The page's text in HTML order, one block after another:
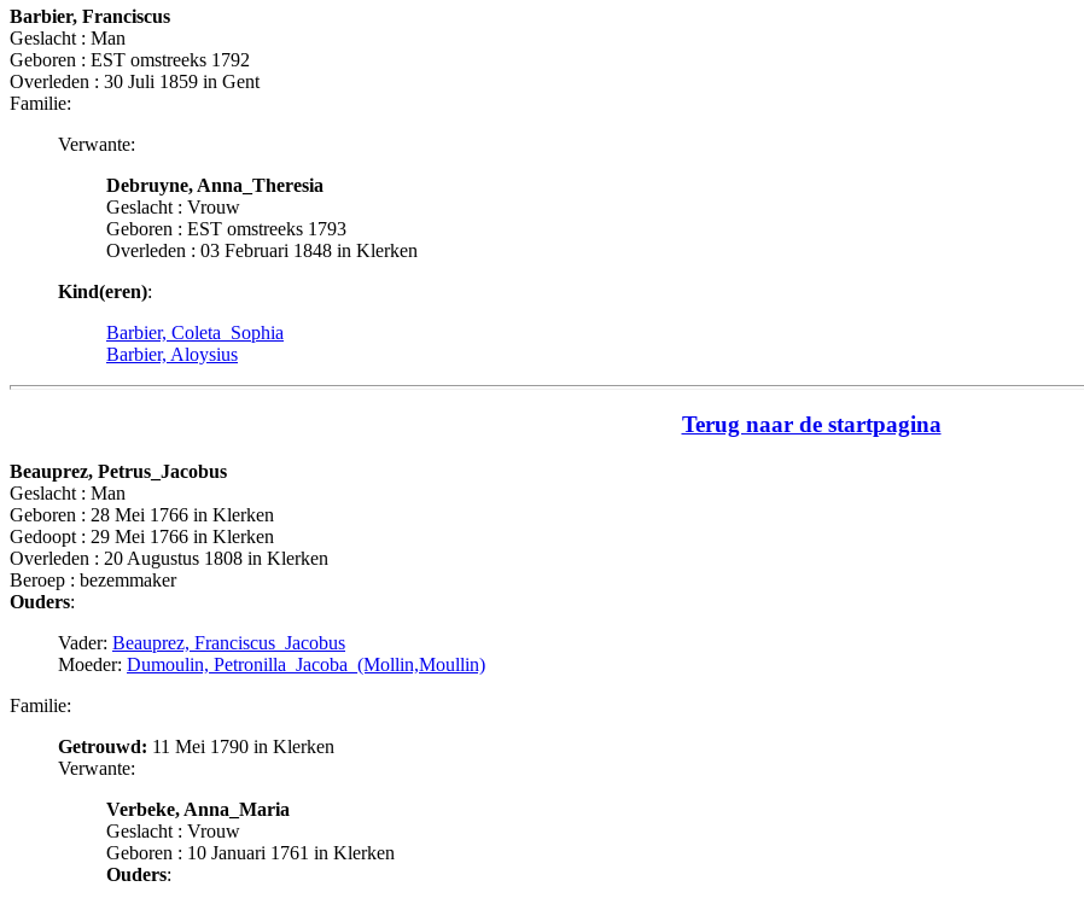
Barbier, Franciscus
Geslacht : Man
Geboren : EST omstreeks 1792
Overleden : 30 Juli 1859 in Gent
Familie:
Verwante:
Debruyne, Anna_Theresia
Geslacht : Vrouw
Geboren : EST omstreeks 1793
Overleden : 03 Februari 1848 in Klerken
Kind(eren):
Barbier, Coleta_Sophia
Barbier, Aloysius
Terug naar de startpagina
Beauprez, Petrus_Jacobus
Geslacht : Man
Geboren : 28 Mei 1766 in Klerken
Gedoopt : 29 Mei 1766 in Klerken
Overleden : 20 Augustus 1808 in Klerken
Beroep : bezemmaker
Ouders:
Vader: Beauprez, Franciscus_Jacobus
Moeder: Dumoulin, Petronilla_Jacoba_(Mollin,Moullin)
Familie:
Getrouwd: 11 Mei 1790 in Klerken
Verwante:
Verbeke, Anna_Maria
Geslacht : Vrouw
Geboren : 10 Januari 1761 in Klerken
Ouders: